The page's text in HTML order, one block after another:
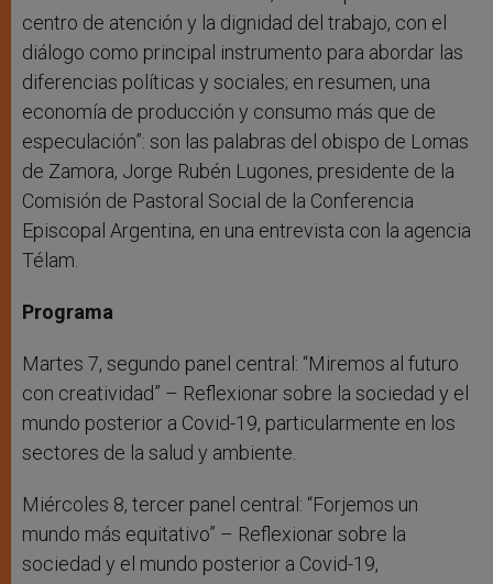
centro de atención y la dignidad del trabajo, con el
diálogo como principal instrumento para abordar las
diferencias políticas y sociales; en resumen, una
economía de producción y consumo más que de
especulación”: son las palabras del obispo de Lomas
de Zamora, Jorge Rubén Lugones, presidente de la
Comisión de Pastoral Social de la Conferencia
Episcopal Argentina, en una entrevista con la agencia
Télam.
Programa
Martes 7, segundo panel central: “Miremos al futuro
con creatividad” – Reflexionar sobre la sociedad y el
mundo posterior a Covid-19, particularmente en los
sectores de la salud y ambiente.
Miércoles 8, tercer panel central: “Forjemos un
mundo más equitativo” – Reflexionar sobre la
sociedad y el mundo posterior a Covid-19,